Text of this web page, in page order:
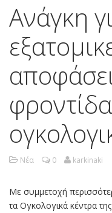
Ανάγκη
Νέα 0 karkinaki
Με συμμετοχή
τα Ογκολογικά κέντρα